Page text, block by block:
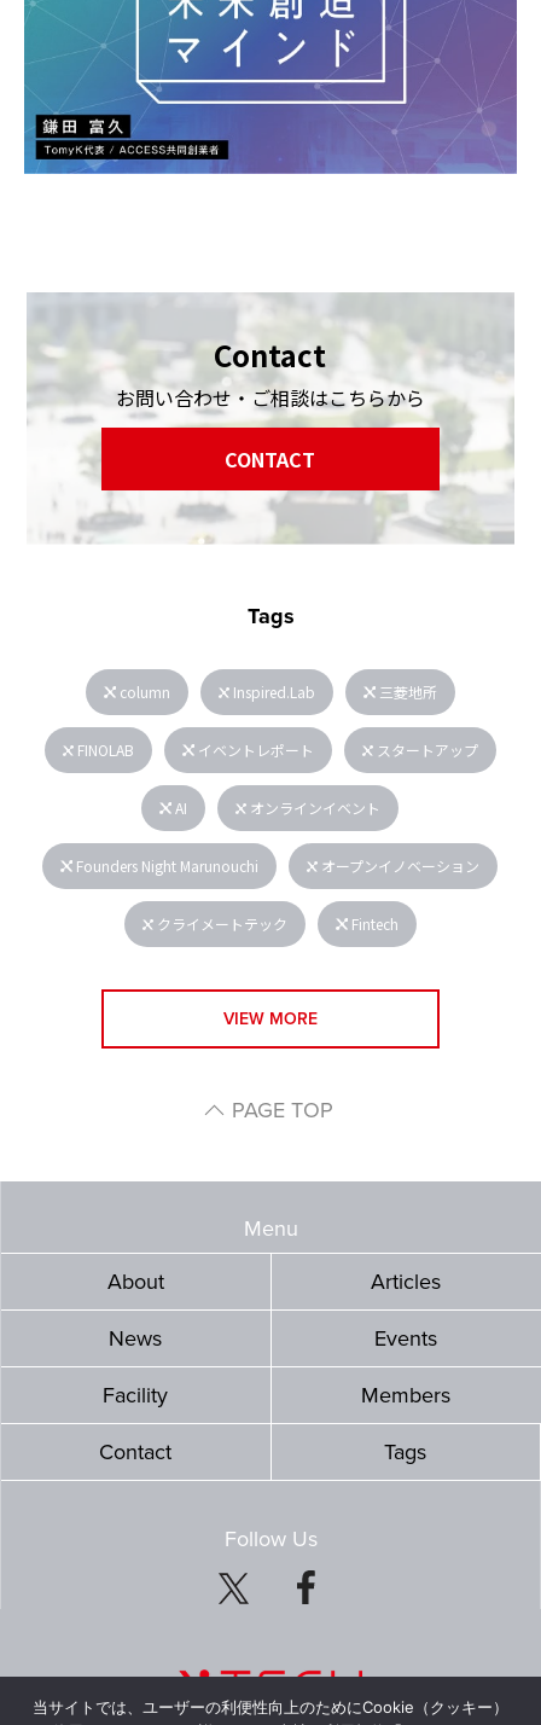
Contact
お問い合わせ・ご相談はこちらから
CONTACT
Tags
column Inspired.Lab 三菱地所
FINOLAB イベントレポート スタートアップ
AI オンラインイベント
Founders Night Marunouchi オープンイノベーション
クライメートテック Fintech
VIEW MORE
PAGE TOP
Menu
About
Articles
News Events
Facility Members
Contact Tags
Follow Us
当サイトでは、ユーザーの利便性向上のためにCookie（クッキー）